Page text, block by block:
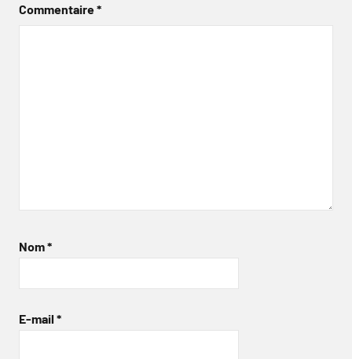
Commentaire*
Nom*
E-mail *